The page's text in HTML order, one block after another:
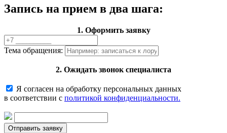
Запись на прием в два шага:
1. Оформить заявку
Тема обращения:
2. Ожидать звонок специалиста
Я согласен на обработку персональных данных
в соответствии с политикой конфиденциальности.